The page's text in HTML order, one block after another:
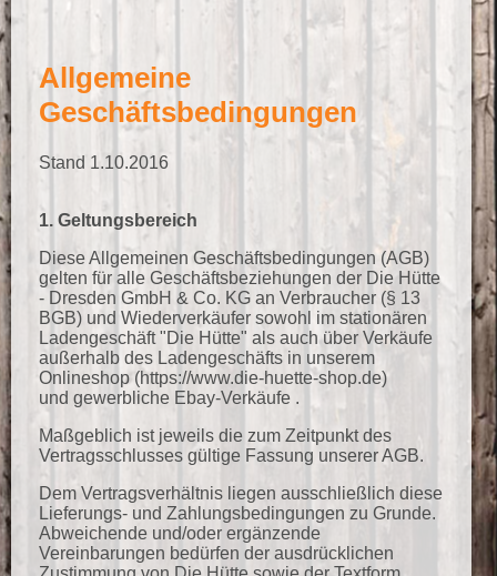
Allgemeine
Geschäftsbedingungen
Stand 1.10.2016
1. Geltungsbereich
Diese Allgemeinen Geschäftsbedingungen (AGB)
gelten für alle Geschäftsbeziehungen der Die Hütte
- Dresden GmbH & Co. KG an Verbraucher (§ 13
BGB) und Wiederverkäufer sowohl im stationären
Ladengeschäft "Die Hütte" als auch über Verkäufe
außerhalb des Ladengeschäfts in unserem
Onlineshop (https://www.die-huette-shop.de)
und gewerbliche Ebay-Verkäufe .
Maßgeblich ist jeweils die zum Zeitpunkt des
Vertragsschlusses gültige Fassung unserer AGB.
Dem Vertragsverhältnis liegen ausschließlich diese
Lieferungs- und Zahlungsbedingungen zu Grunde.
Abweichende und/oder ergänzende
Vereinbarungen bedürfen der ausdrücklichen